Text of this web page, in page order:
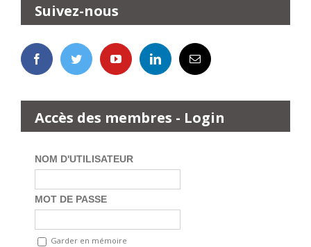
Suivez-nous
Accès des membres - Login
NOM D'UTILISATEUR
MOT DE PASSE
Garder en mémoire